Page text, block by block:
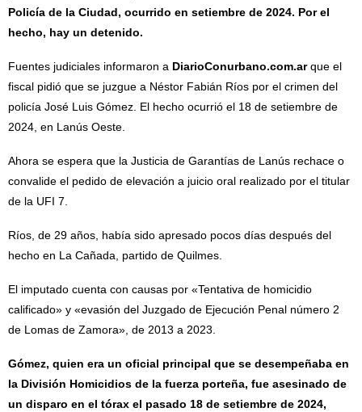
Policía de la Ciudad, ocurrido en setiembre de 2024. Por el
hecho, hay un detenido.
Fuentes judiciales informaron a DiarioConurbano.com.arque el
fiscal pidió que se juzgue a Néstor Fabián Ríos por el crimen del
policía José Luis Gómez. El hecho ocurrió el 18 de setiembre de
2024, en Lanús Oeste.
Ahora se espera que la Justicia de Garantías de Lanús rechace o
convalide el pedido de elevación a juicio oral realizado por el titular
de la UFI 7.
Ríos, de 29 años, había sido apresado pocos días después del
hecho en La Cañada, partido de Quilmes.
El imputado cuenta con causas por «Tentativa de homicidio
calificado» y «evasión del Juzgado de Ejecución Penal número 2
de Lomas de Zamora», de 2013 a 2023.
Gómez, quien era un oficial principal que se desempeñaba en
la División Homicidios de la fuerza porteña, fue asesinado de
un disparo en el tórax el pasado 18 de setiembre de 2024,